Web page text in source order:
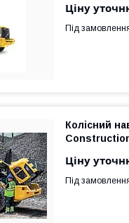
Ціну
Під
Колісний
Ціну
Під